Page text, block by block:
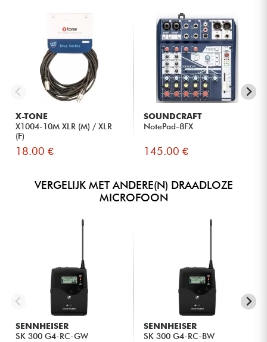
X-TONE
X1004-10M XLR (M) / XLR
(F)
18.00 €
SOUNDCRAFT
NotePad-8FX
145.00 €
VERGELIJK MET ANDERE(N) DRAADLOZE
MICROFOON
SENNHEISER
SK 300 G4-RC-GW
SENNHEISER
SK 300 G4-RC-BW